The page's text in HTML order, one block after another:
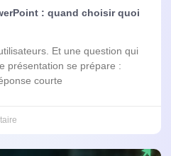
: quand choisir quoi
Et une question qui
présentation se prépare :
courte